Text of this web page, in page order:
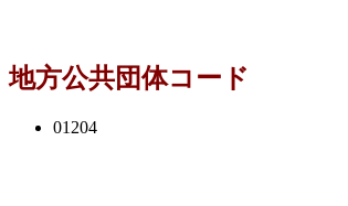
地方公共団体コード
01204